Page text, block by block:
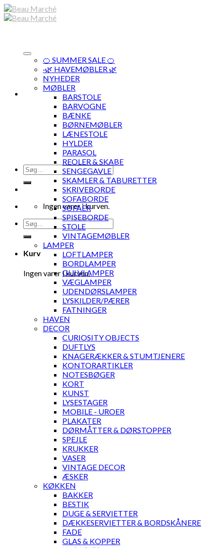
Skip
to
Søg
efter:
Ingen varer i kurven.
Søg
efter:
Kurv
Ingen varer i kurven.
🍊 SUMMER SALE 🍊
·🌿 HAVEMØBLER 🌿
NYHEDER
MØBLER
BARSTOLE
BARVOGNE
BÆNKE
BØRNEMØBLER
LÆNESTOLE
HYLDER
PARASOL
REOLER & SKABE
SENGEGAVLE
SKAMLER & TABURETTER
SKRIVEBORDE
SOFABORDE
SOFAER
SPISEBORDE
STOLE
VINTAGEMØBLER
LAMPER
LOFTLAMPER
BORDLAMPER
GULVLAMPER
VÆGLAMPER
UDENDØRSLAMPER
LYSKILDER/PÆRER
FATNINGER
HAVEN
DECOR
CURIOSITY OBJECTS
DUFTLYS
KNAGERÆKKER & STUMTJENERE
KONTORARTIKLER
NOTESBØGER
KORT
KUNST
LYSESTAGER
MOBILE - UROER
PLAKATER
DØRMÅTTER & DØRSTOPPER
SPEJLE
KRUKKER
VASER
VINTAGE DECOR
ÆSKER
KØKKEN
BAKKER
BESTIK
DUGE & SERVIETTER
DÆKKESERVIETTER & BORDSKÅNERE
FADE
GLAS & KOPPER